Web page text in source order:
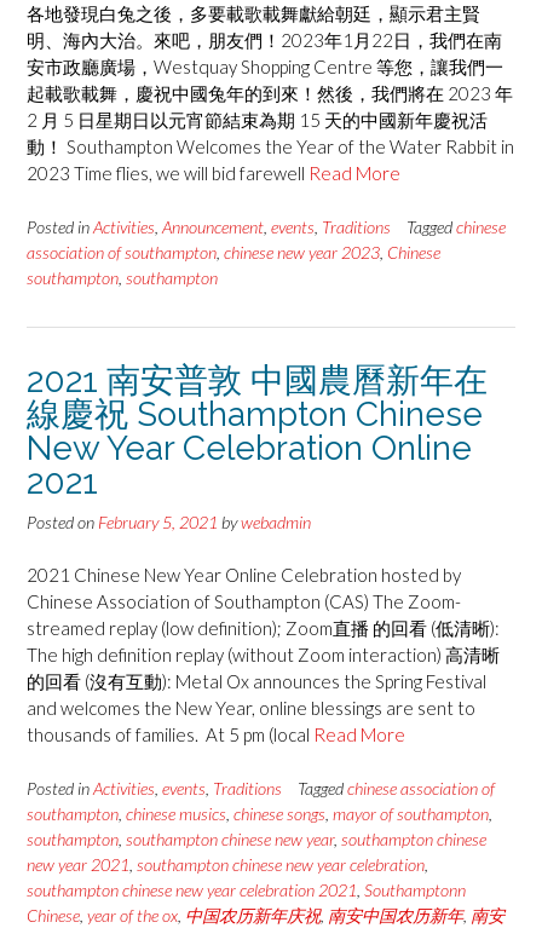
各地發現白兔之後，多要載歌載舞獻給朝廷，顯示君主賢
明、海內大治。來吧，朋友們！2023年1月22日，我們在南
安市政廳廣場，Westquay Shopping Centre 等您，讓我們一
起載歌載舞，慶祝中國兔年的到來！然後，我們將在 2023 年
2 月 5 日星期日以元宵節結束為期 15 天的中國新年慶祝活
動！ Southampton Welcomes the Year of the Water Rabbit in
2023 Time flies, we will bid farewell Read More
Posted inActivities Announcement events Traditions Taggedchinese
association of southampton chinese new year 2023 Chinese
southampton southampton
2021 南安普敦 中國農曆新年在
線慶祝 Southampton Chinese
New Year Celebration Online
2021
Posted on February 5, 2021 bywebadmin
2021 Chinese New Year Online Celebration hosted by
Chinese Association of Southampton (CAS) The Zoom-
streamed replay (low definition); Zoom直播 的回看 (低清晰):
The high definition replay (without Zoom interaction) 高清晰
的回看 (沒有互動): Metal Ox announces the Spring Festival
and welcomes the New Year, online blessings are sent to
thousands of families. At 5 pm (local Read More
Posted inActivities events Traditions Taggedchinese association of
southampton chinese musics chinese songs mayor of southampton
southampton southampton chinese new year, southampton chinese
new year 2021 southampton chinese new year celebration
southampton chinese new year celebration 2021 Southamptonn
Chinese year of the ox 中国农历新年庆祝, 南安中国农历新年, 南安